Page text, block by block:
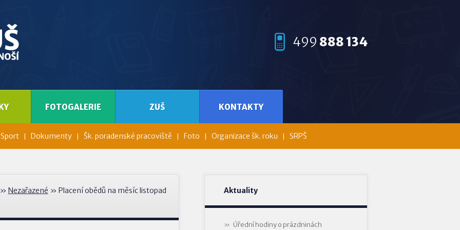
499 888 134
Sport Dokumenty Šk. poradenské pracoviště Foto Organizace šk. roku SRPŠ
FOTOGALERIE ZUŠ KONTAKTY
Nezařazené » Placení obědů na měsíc listopad
Aktuality
Úřední hodiny o prázdninách